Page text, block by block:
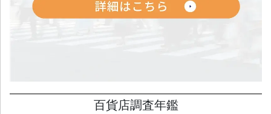
百貨店調査年鑑